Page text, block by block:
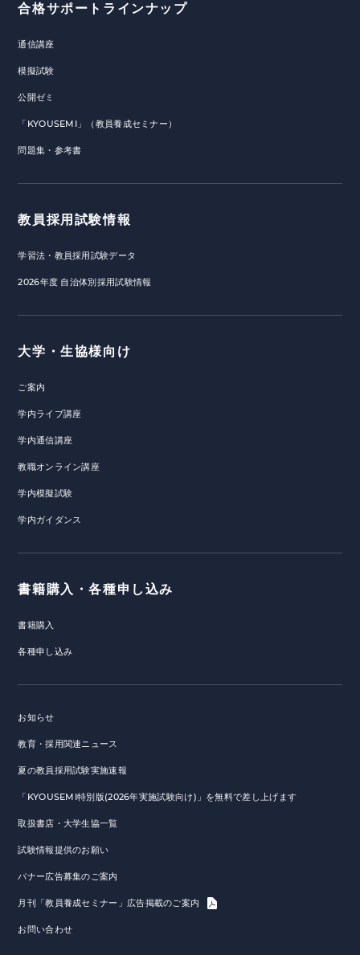
合格サポートラインナップ
通信講座
模擬試験
公開ゼミ
「KYOUSEMI」（教員養成セミナー）
問題集・参考書
教員採用試験情報
学習法・教員採用試験データ
2026年度 自治体別採用試験情報
大学・生協様向け
ご案内
学内ライブ講座
学内通信講座
教職オンライン講座
学内模擬試験
学内ガイダンス
書籍購入・各種申し込み
書籍購入
各種申し込み
お知らせ
教育・採用関連ニュース
夏の教員採用試験実施速報
「KYOUSEMI特別版(2026年実施試験向け)」を無料で差し上げます
取扱書店・大学生協一覧
試験情報提供のお願い
バナー広告募集のご案内
月刊「教員養成セミナー」広告掲載のご案内
お問い合わせ